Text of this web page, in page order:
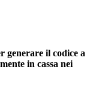
generare il codice a
in cassa nei